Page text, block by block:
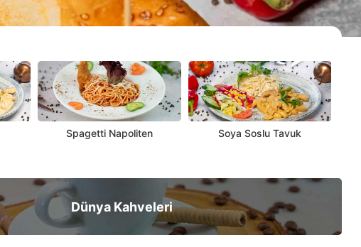
Spagetti Napoliten Soya Soslu Tavuk
Dünya Kahveleri